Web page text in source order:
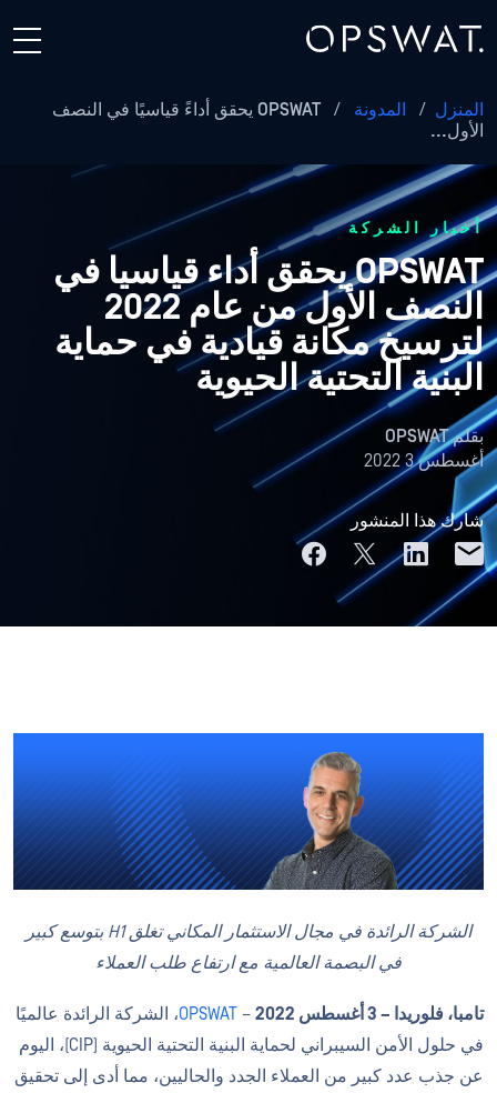
المنزل / المدونة /
OPSWAT يحقق أداءً قياسيًا في النصف
الأول...
أخبار الشركة
OPSWAT يحقق أداء قياسيا في
النصف الأول من عام 2022
لترسيخ مكانة قيادية في حماية
البنية التحتية الحيوية
بقلمOPSWAT
أغسطس 3 2022
شارك هذا المنشور
الشركة الرائدة في مجال الاستثمار المكاني تغلق H1 بتوسع كبير
في البصمة العالمية مع ارتفاع طلب العملاء
تامبا، فلوريدا – 3 أغسطس –
OPSWAT، الشركة الرائدة عالميًا
في حلول الأمن السيبراني لحماية البنية التحتية الحيوية (CIP)، اليوم
عن جذب عدد كبير من العملاء الجدد والحاليين، مما أدى إلى تحقيق